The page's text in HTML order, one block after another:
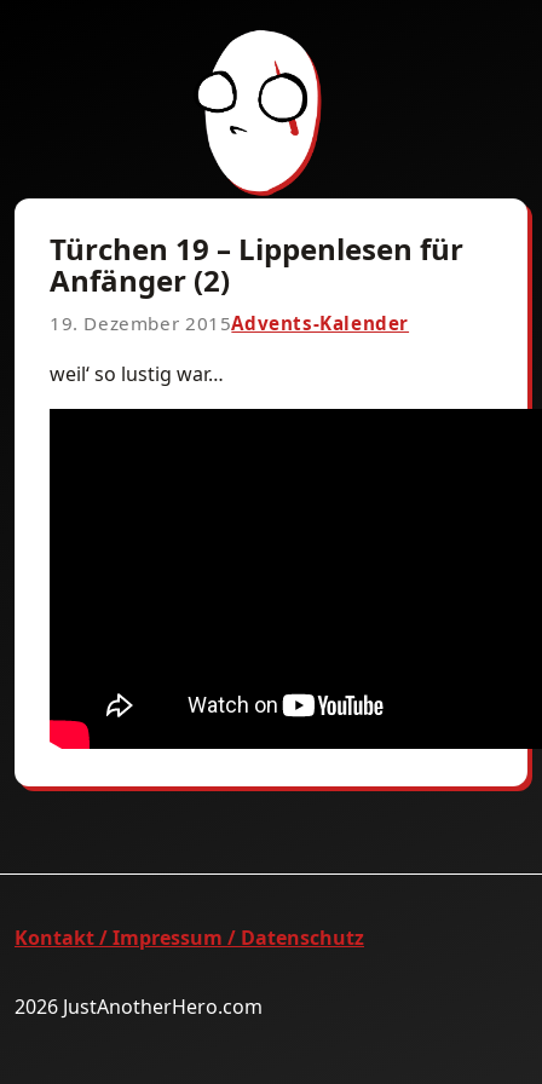
Türchen 19 – Lippenlesen für
Anfänger (2)
19. Dezember 2015Advents-Kalender
weil‘ so lustig war…
Kontakt / Impressum / Datenschutz
2026 JustAnotherHero.com